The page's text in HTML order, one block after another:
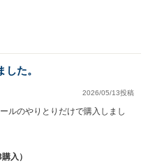
た。
2026/05/13投稿
ルのやりとりだけで購入しまし
入）